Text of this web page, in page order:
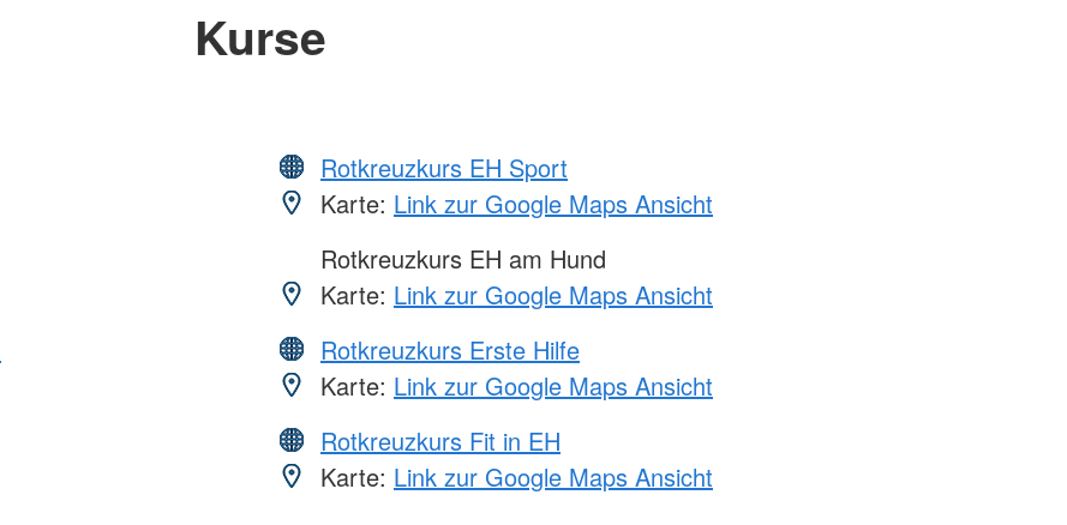
Kurse
Rotkreuzkurs EH Sport
Karte: Link zur Google Maps Ansicht
Rotkreuzkurs EH am Hund
Karte: Link zur Google Maps Ansicht
Rotkreuzkurs Erste Hilfe
Karte: Link zur Google Maps Ansicht
Rotkreuzkurs Fit in EH
Karte: Link zur Google Maps Ansicht